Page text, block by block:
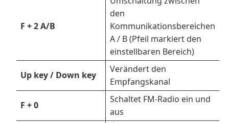
F + 2 A/B
den
Kommunikationsbereichen
A / B (Pfeil markiert den
einstellbaren Bereich)
Up key / Down key
Verändert den
Empfangskanal
F + 0
Schaltet FM-Radio ein und
aus